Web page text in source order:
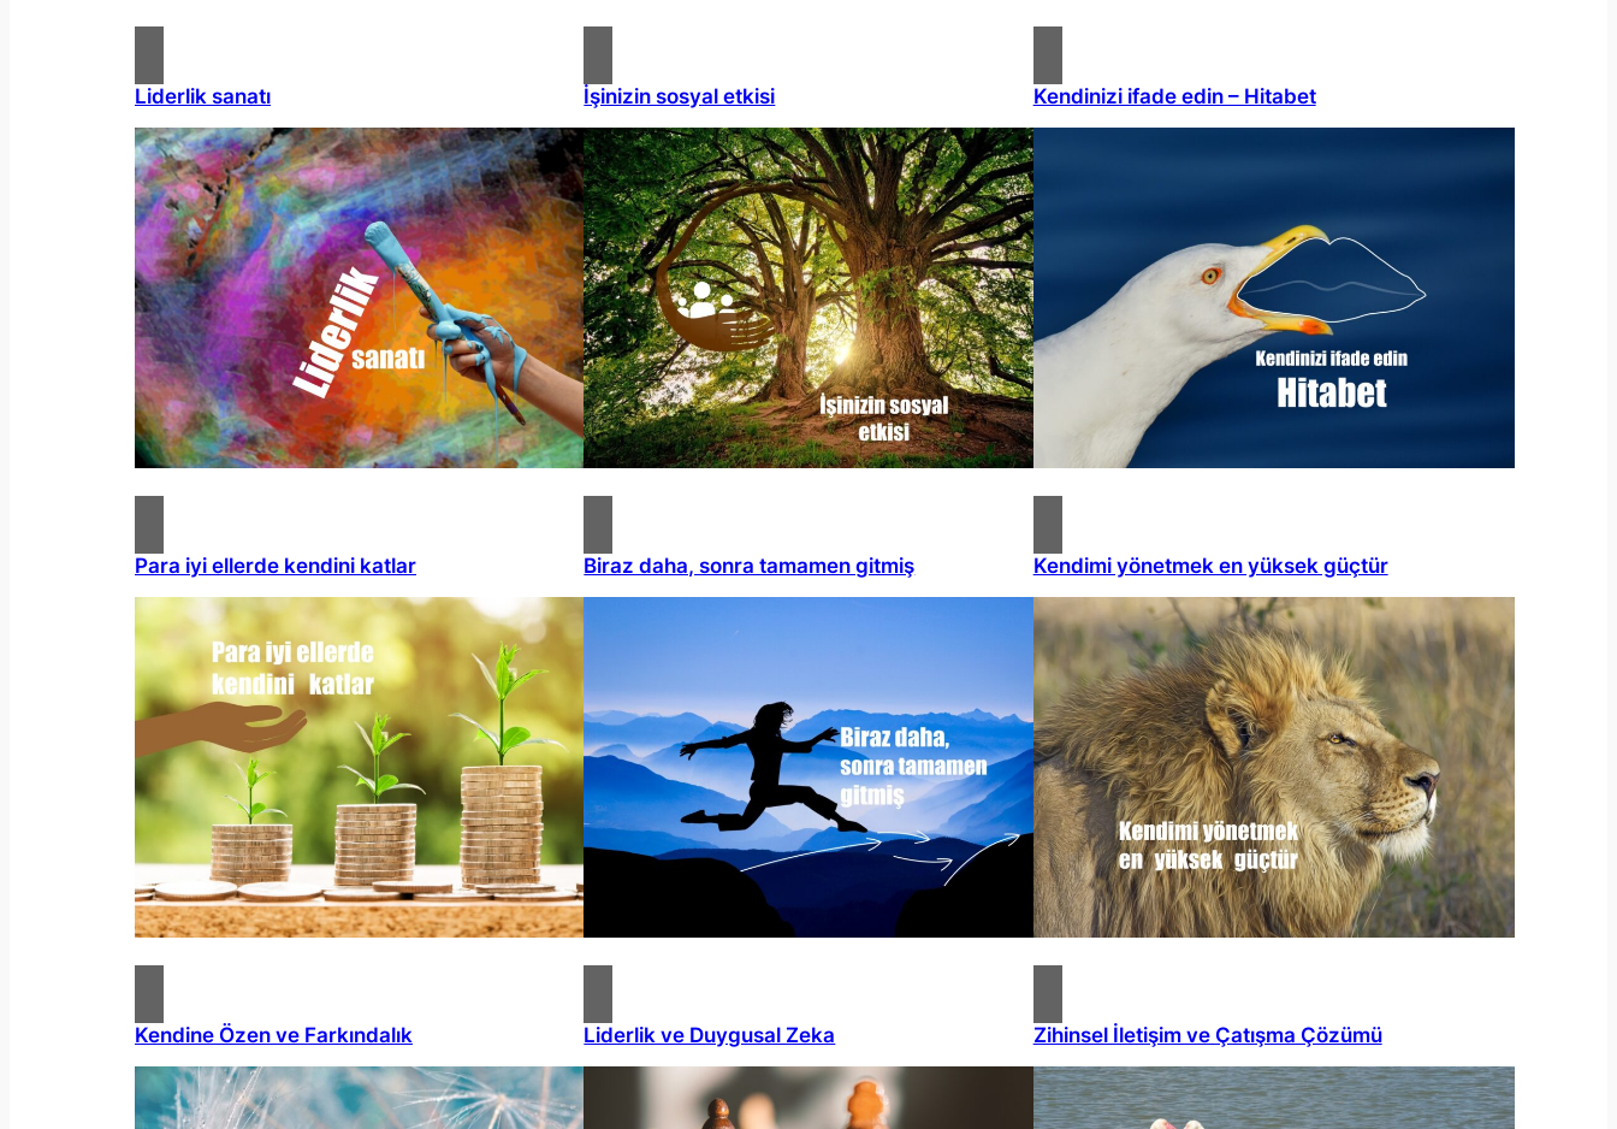
Liderlik sanatı
Para iyi ellerde kendini katlar
Kendine Özen ve Farkındalık
İşinizin sosyal etkisi
Biraz daha, sonra tamamen gitmiş
Liderlik ve Duygusal Zeka
Kendinizi ifade edin – Hitabet
Kendimi yönetmek en yüksek güçtür
Zihinsel İletişim ve Çatışma Çözümü